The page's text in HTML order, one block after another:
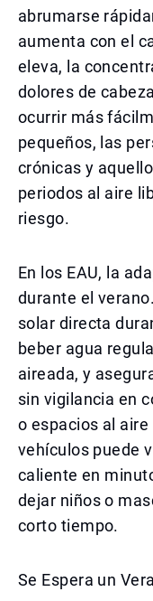
abrumarse
aumenta con el
eleva, la
dolores de
ocurrir más
pequeños, las
crónicas y
periodos al aire
riesgo.
En los EAU, la
durante el
solar directa
beber agua
aireada, y
sin vigilancia en
o espacios al
vehículos puede
caliente en
dejar niños o
corto tiempo.
Se Espera un